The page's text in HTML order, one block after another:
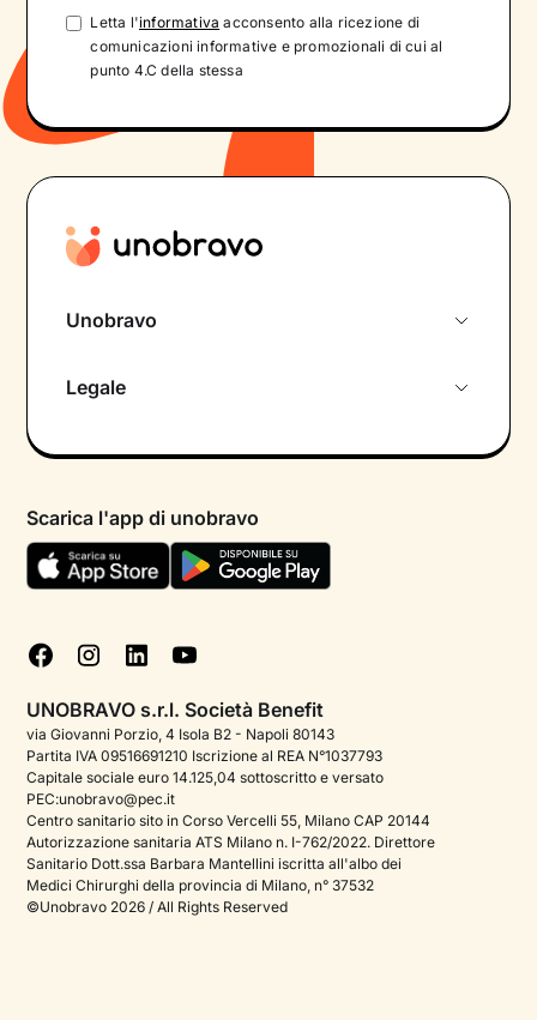
Letta l'informativa acconsento alla ricezione di
comunicazioni informative e promozionali di cui al
punto 4.C della stessa
Unobravo
Psicologo in chat
Psicologi per aree di intervento
Aiuto urgente
FAQ
Podcast di psicologia
Corporate
Psicologo italiano all'estero
Approfondimenti sulla salute mentale
Sala stampa
Legale
Termini e condizioni
Informativa Privacy
Cookie policy
Gestisci cookie
Scarica l'app di unobravo
UNOBRAVO s.r.l. Società Benefit
via Giovanni Porzio, 4 Isola B2 - Napoli 80143
Partita IVA 09516691210 Iscrizione al REA N°1037793
Capitale sociale euro 14.125,04 sottoscritto e versato
PEC:unobravo@pec.it
Centro sanitario sito in Corso Vercelli 55, Milano CAP 20144
Autorizzazione sanitaria ATS Milano n. I-762/2022. Direttore
Sanitario Dott.ssa Barbara Mantellini iscritta all'albo dei
Medici Chirurghi della provincia di Milano, n° 37532
©Unobravo 2026 / All Rights Reserved